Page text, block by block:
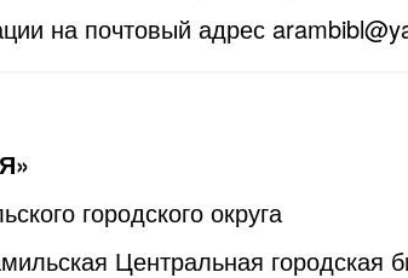
на почтовый адрес
городского округа
Центральная городская